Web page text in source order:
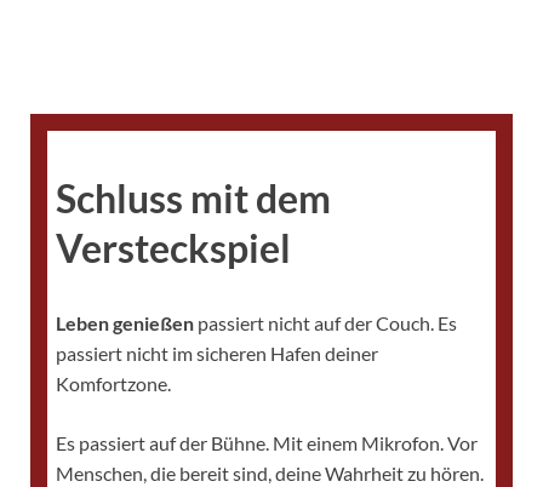
Schluss mit dem
Versteckspiel
Leben genießen passiert nicht auf der Couch. Es
passiert nicht im sicheren Hafen deiner
Komfortzone.
Es passiert auf der Bühne. Mit einem Mikrofon. Vor
Menschen, die bereit sind, deine Wahrheit zu hören.